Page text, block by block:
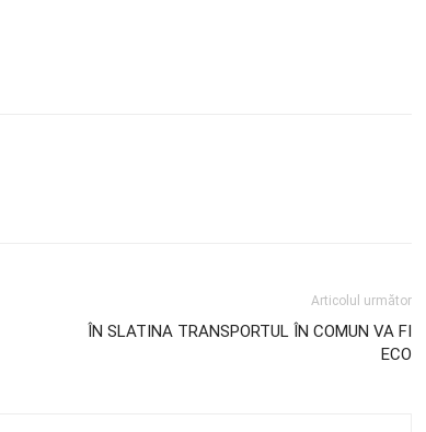
Articolul următor
ÎN SLATINA TRANSPORTUL ÎN COMUN VA FI
ECO